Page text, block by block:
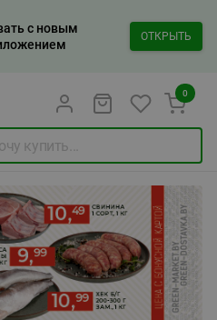
с новым
ОТКРЫТЬ
0